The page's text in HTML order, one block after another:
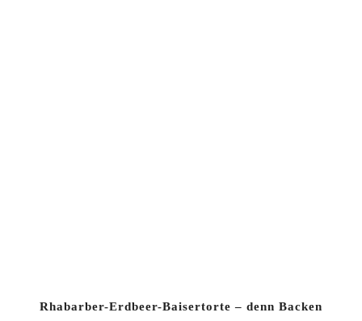
Rhabarber-Erdbeer-Baisertorte – denn Backen